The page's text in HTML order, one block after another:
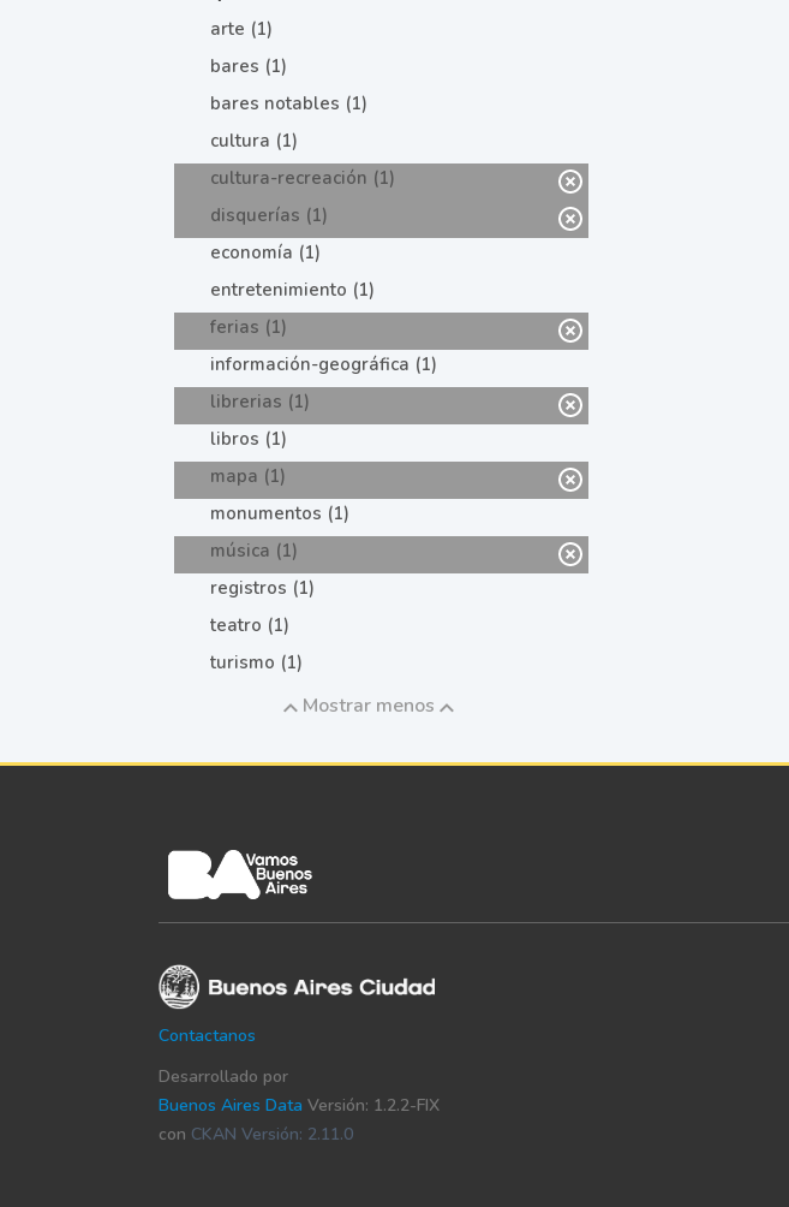
arte (1)
bares (1)
bares notables (1)
cultura (1)
cultura-recreación (1)
disquerías (1)
economía (1)
entretenimiento (1)
ferias (1)
información-geográfica (1)
librerias (1)
libros (1)
mapa (1)
monumentos (1)
música (1)
registros (1)
teatro (1)
turismo (1)
Mostrar menos
Contactanos
Desarrollado por
Buenos Aires Data Versión: 1.2.2-FIX
con CKAN Versión: 2.11.0